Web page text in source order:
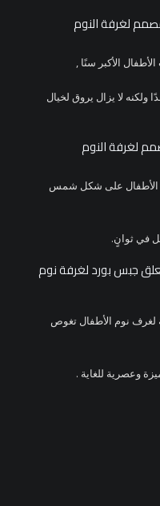
لغرفة النوم
الأكبر سنًا ,
لا يزال يروق لخيال
لغرفة النوم
الأطفال على شكل شمس
في ثوانٍ.
جبس بورد لغرفة نوم
لغرف نوم الأطفال تغوص
وعصرية للغاية .